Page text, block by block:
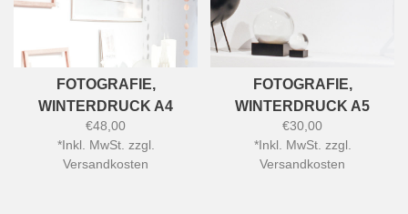
FOTOGRAFIE,
WINTERDRUCK A4
€48,00
*Inkl. MwSt. zzgl.
Versandkosten
FOTOGRAFIE,
WINTERDRUCK A5
€30,00
*Inkl. MwSt. zzgl.
Versandkosten